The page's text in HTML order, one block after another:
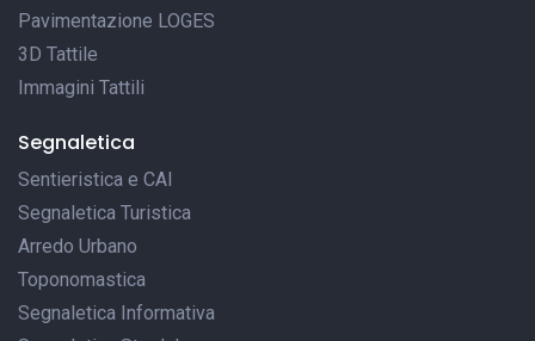
Pavimentazione LOGES
3D Tattile
Immagini Tattili
Segnaletica
Sentieristica e CAI
Segnaletica Turistica
Arredo Urbano
Toponomastica
Segnaletica Informativa